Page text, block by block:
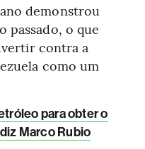
demonstrou
passado, o que
contra a
como um
para obter o
Marco Rubio